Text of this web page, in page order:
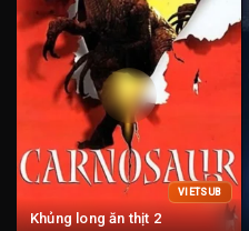
VIETSUB
Khủng long ăn thịt 2